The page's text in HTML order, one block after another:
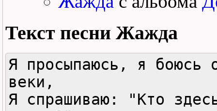
Текст песни Жажда
Я просыпаюсь, я боюсь
веки,
Я спрашиваю: "Кто